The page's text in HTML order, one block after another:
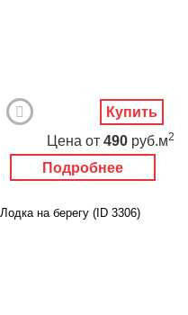
Подробнее
Цена от 490 руб.м2
Купить
Лодка на берегу (ID 3306)